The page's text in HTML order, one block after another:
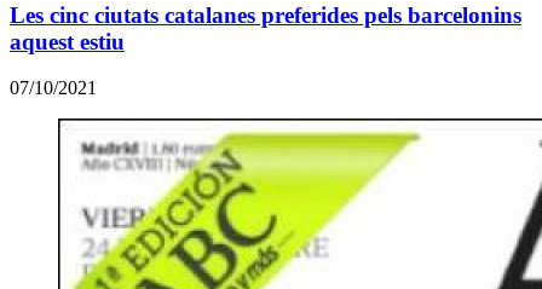
Les cinc ciutats catalanes preferides pels barcelonins
aquest estiu
07/10/2021